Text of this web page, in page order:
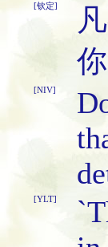
[钦定]
[NIV]
[YLT]